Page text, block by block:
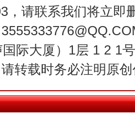
，请联系我们将立即
际大厦）1层 1 2 1
转载时务必注明原
谋全局
今